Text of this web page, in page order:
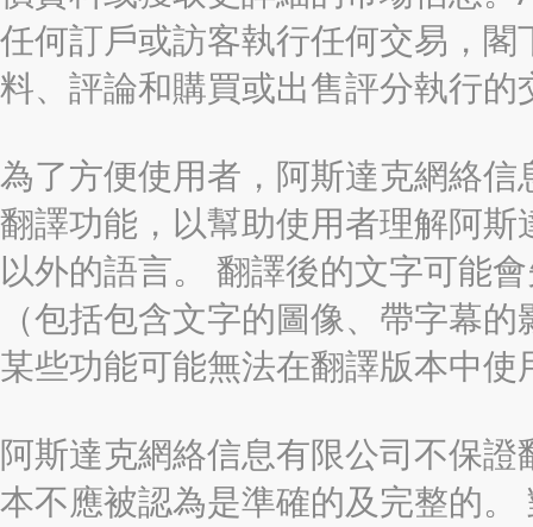
任何訂戶或訪客執行任何交易，
料、評論和購買或出售評分執行的
為了方便使用者，阿斯達克網絡
翻譯功能，以幫助使用者理解阿
以外的語言。 翻譯後的文字可能
（包括包含文字的圖像、帶字幕
某些功能可能無法在翻譯版本中使
阿斯達克網絡信息有限公司不保
本不應被認為是準確的及完整的